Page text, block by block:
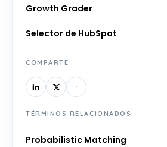
Growth Grader
Selector de HubSpot
COMPARTE
TÉRMINOS RELACIONADOS
Probabilistic Matching